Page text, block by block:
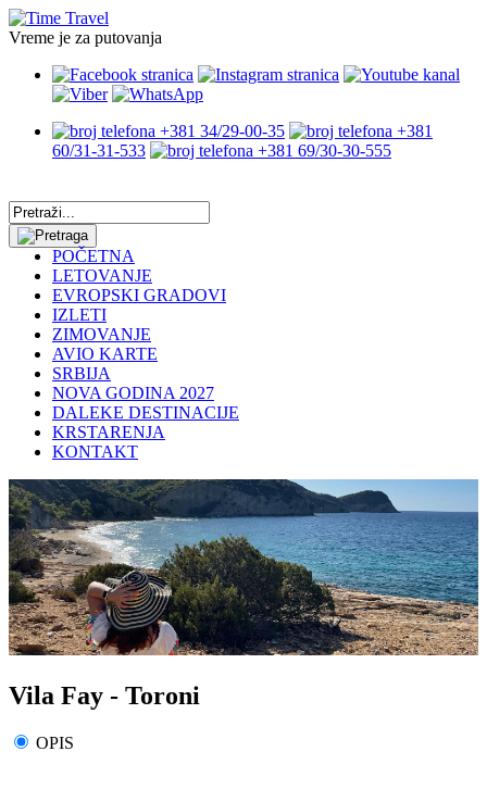
Vreme je za putovanja
+381 34/29-00-35
+381
60/31-31-533
+381 69/30-30-555
POČETNA
LETOVANJE
EVROPSKI GRADOVI
IZLETI
ZIMOVANJE
AVIO KARTE
SRBIJA
NOVA GODINA 2027
DALEKE DESTINACIJE
KRSTARENJA
KONTAKT
Vila Fay - Toroni
OPIS